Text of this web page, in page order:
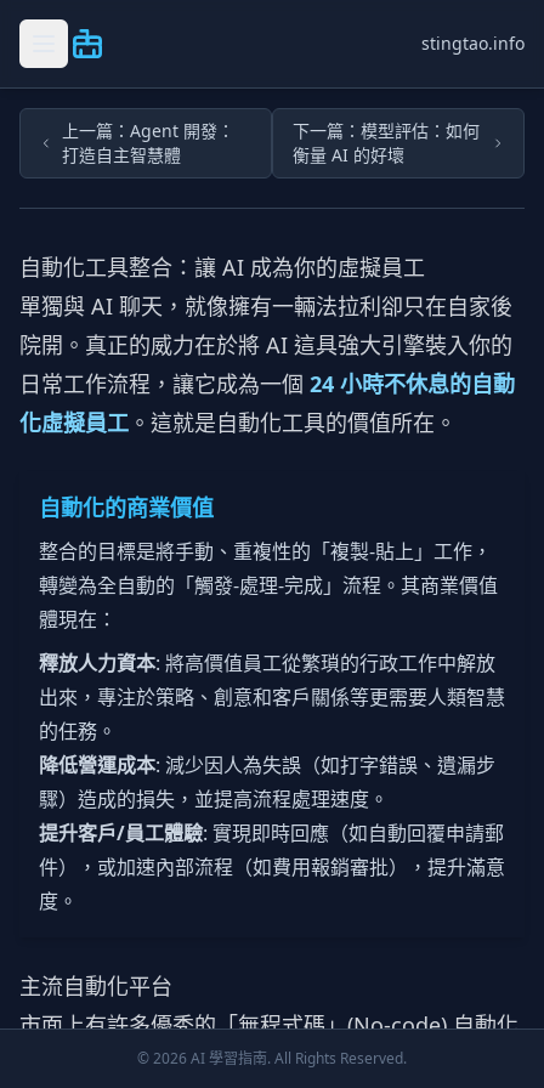
stingtao.info
上一篇：Agent 開發：
打造自主智慧體
下一篇： 模型評估：如何
衡量 AI 的好壞
自動化工具整合：讓 AI 成為你的虛擬員工
單獨與 AI 聊天，就像擁有一輛法拉利卻只在自家後
院開。真正的威力在於將 AI 這具強大引擎裝入你的
日常工作流程，讓它成為一個 24 小時不休息的自動
化虛擬員工 。這就是自動化工具的價值所在。
自動化的商業價值
整合的目標是將手動、重複性的「複製-貼上」工作，
轉變為全自動的「觸發-處理-完成」流程。其商業價值
體現在：
釋放人力資本: 將高價值員工從繁瑣的行政工作中解放
出來，專注於策略、創意和客戶關係等更需要人類智慧
的任務。
降低營運成本: 減少因人為失誤（如打字錯誤、遺漏步
驟）造成的損失，並提高流程處理速度。
提升客戶/員工體驗: 實現即時回應（如自動回覆申請郵
件），或加速內部流程（如費用報銷審批），提升滿意
度。
主流自動化平台
市面上有許多優秀的「無程式碼」(No-code) 自動化
平台，讓非開發者也能輕易串連各種應用程式。
©2026 AI 學習指南. All Rights Reserved.